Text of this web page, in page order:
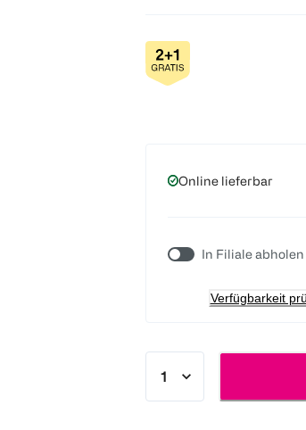
Online lieferbar
In Filiale abholen
Verfügbarkeit